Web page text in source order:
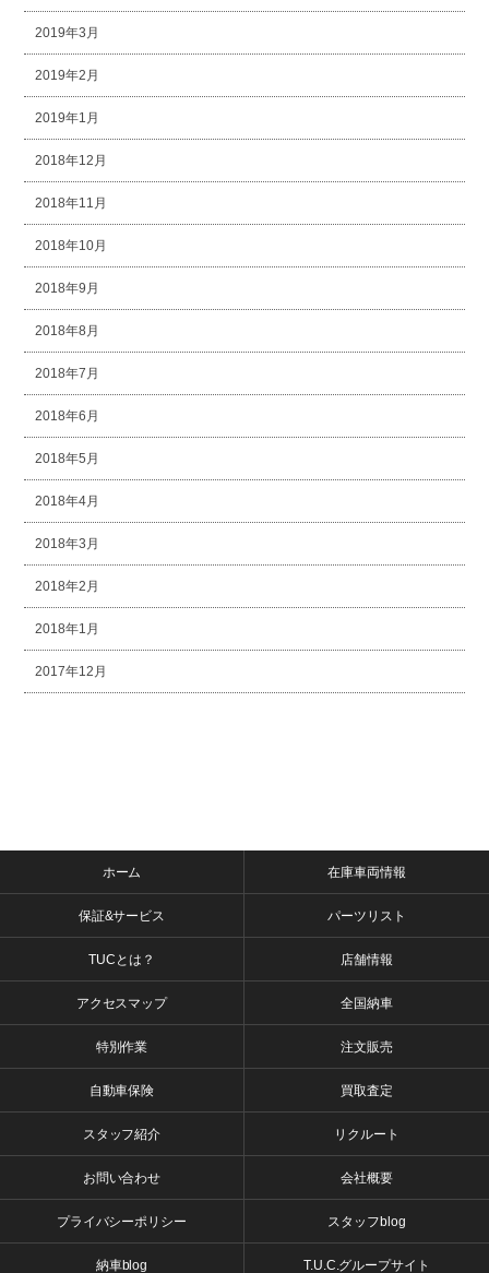
2019年3月
2019年2月
2019年1月
2018年12月
2018年11月
2018年10月
2018年9月
2018年8月
2018年7月
2018年6月
2018年5月
2018年4月
2018年3月
2018年2月
2018年1月
2017年12月
ホーム 在庫車両情報
保証&サービス パーツリスト
TUCとは？ 店舗情報
アクセスマップ 全国納車
特別作業 注文販売
自動車保険 買取査定
スタッフ紹介 リクルート
お問い合わせ 会社概要
プライバシーポリシー スタッフblog
納車blog T.U.C.グループサイト